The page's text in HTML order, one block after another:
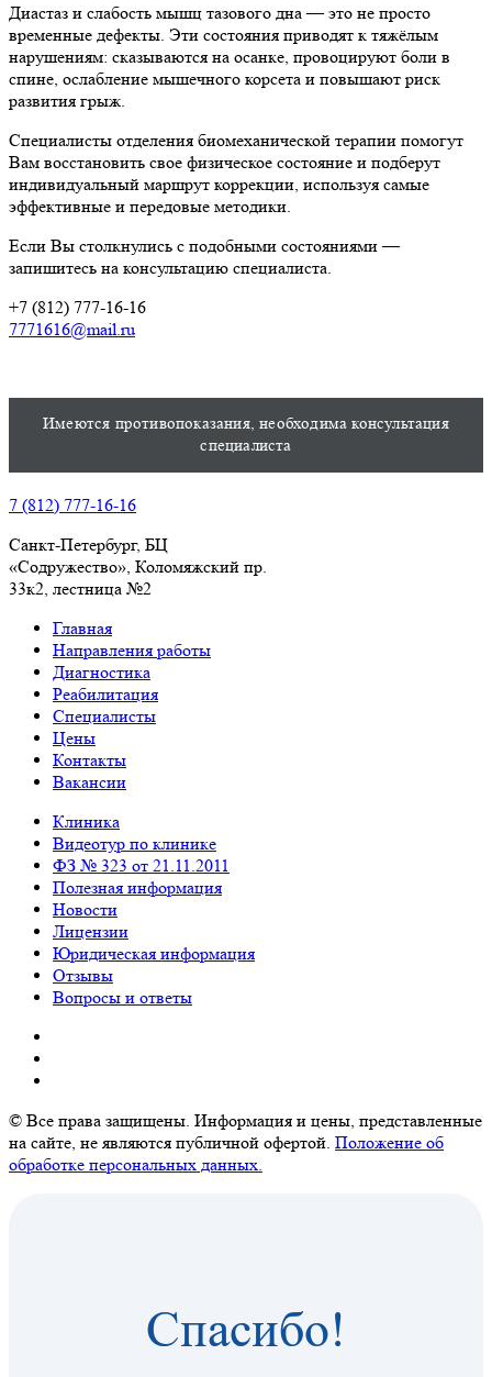
Диастаз и слабость мышц тазового дна — это не просто
временные дефекты. Эти состояния приводят к тяжёлым
нарушениям: сказываются на осанке, провоцируют боли в
спине, ослабление мышечного корсета и повышают риск
развития грыж.
Специалисты отделения биомеханической терапии помогут
Вам восстановить свое физическое состояние и подберут
индивидуальный маршрут коррекции, используя самые
эффективные и передовые методики.
Если Вы столкнулись с подобными состояниями —
запишитесь на консультацию специалиста.
+7 (812) 777-16-16
7771616@mail.ru
Имеются противопоказания, необходима консультация
специалиста
7 (812) 777-16-16
Санкт-Петербург, БЦ
«Содружество», Колoмяжский пр.
33к2, лестница №2
Главная
Направления работы
Диагностика
Реабилитация
Специалисты
Цены
Контакты
Вакансии
Клиника
Видеотур по клинике
ФЗ № 323 от 21.11.2011
Полезная информация
Новости
Лицензии
Юридическая информация
Отзывы
Вопросы и ответы
© Все права защищены. Информация и цены, представленные
на сайте, не являются публичной офертой. Положение об
обработке персональных данных.
Спасибо!